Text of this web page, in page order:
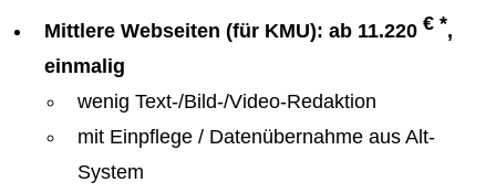
Mittlere Webseiten (für KMU): ab 11.220 € *,
einmalig
wenig Text-/Bild-/Video-Redaktion
mit Einpflege / Datenübernahme aus Alt-
System